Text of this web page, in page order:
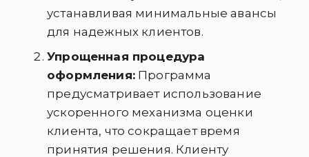
устанавливая минимальные авансы
для надежных клиентов.
Упрощенная процедура
оформления:Программа
предусматривает использование
ускоренного механизма оценки
клиента, что сокращает время
принятия решения. Клиенту